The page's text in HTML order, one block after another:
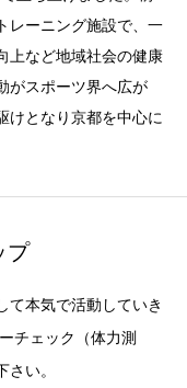
レーニング施設で、一
上など地域社会の健康
がスポーツ界へ広が
けとなり京都を中心に
プ
て本気で活動していき
チェック（体力測
い。